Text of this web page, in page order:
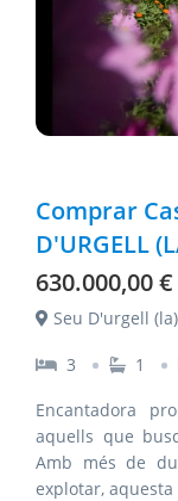
Comprar
D'URGELL
630.000,00 €
Seu D'urgell
3 1
Encantadora
aquells que
Amb més de
explotar,